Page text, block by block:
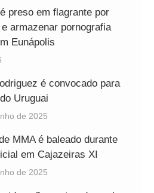
preso em flagrante por
armazenar pornografia
Eunápolis
é convocado para
Uruguai
de 2025
MMA é baleado durante
em Cajazeiras XI
de 2025